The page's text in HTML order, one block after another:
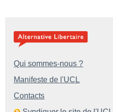
Qui sommes-nous ?
Manifeste de l'UCL
Contacts